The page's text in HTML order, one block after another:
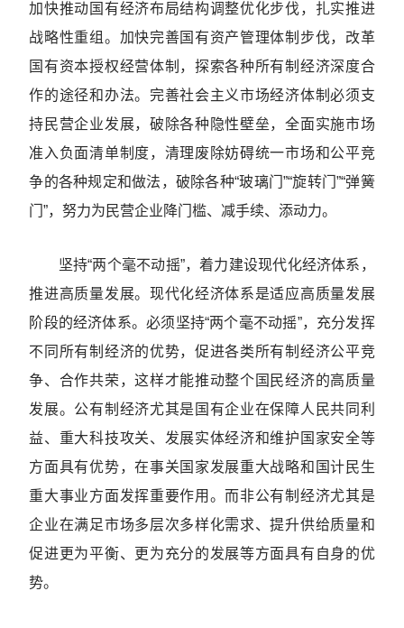
加快推动国有经济布局结构调整优化步伐，扎实推进
战略性重组。加快完善国有资产管理体制步伐，改革
国有资本授权经营体制，探索各种所有制经济深度合
作的途径和办法。完善社会主义市场经济体制必须支
持民营企业发展，破除各种隐性壁垒，全面实施市场
准入负面清单制度，清理废除妨碍统一市场和公平竞
争的各种规定和做法，破除各种“玻璃门”“旋转门”“弹簧
门”，努力为民营企业降门槛、减手续、添动力。
坚持“两个毫不动摇”，着力建设现代化经济体系，
推进高质量发展。现代化经济体系是适应高质量发展
阶段的经济体系。必须坚持“两个毫不动摇”，充分发挥
不同所有制经济的优势，促进各类所有制经济公平竞
争、合作共荣，这样才能推动整个国民经济的高质量
发展。公有制经济尤其是国有企业在保障人民共同利
益、重大科技攻关、发展实体经济和维护国家安全等
方面具有优势，在事关国家发展重大战略和国计民生
重大事业方面发挥重要作用。而非公有制经济尤其是
企业在满足市场多层次多样化需求、提升供给质量和
促进更为平衡、更为充分的发展等方面具有自身的优
势。